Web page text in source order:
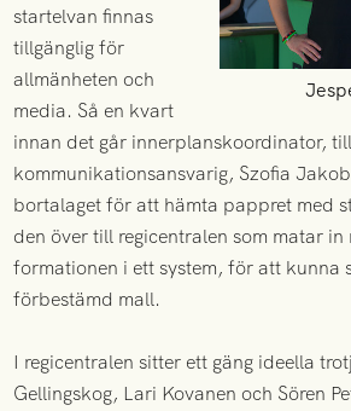
startelvan finnas
tillgänglig för
allmänheten och
media. Så en kvart
innan det går innerplanskoordinator,
kommunikationsansvarig, Szofia
bortalaget för att hämta pappret med
den över till regicentralen som matar in
formationen i ett system, för att kunna
förbestämd mall.
I regicentralen sitter ett gäng ideella
Gellingskog, Lari Kovanen och Sören